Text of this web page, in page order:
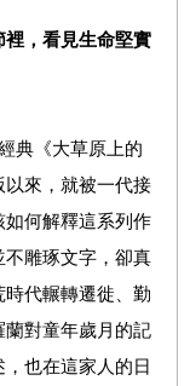
，看見生命堅實
典《大草原上的
來，就被一代接
何解釋這系列作
雕琢文字，卻真
代輾轉遷徙、勤
對童年歲月的記
也在這家人的日